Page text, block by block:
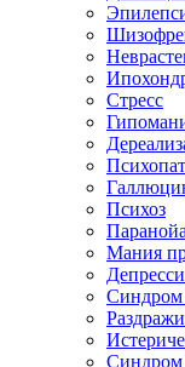
Стресс
Психоз
Паранойа
Мания
Синдром
Синдром